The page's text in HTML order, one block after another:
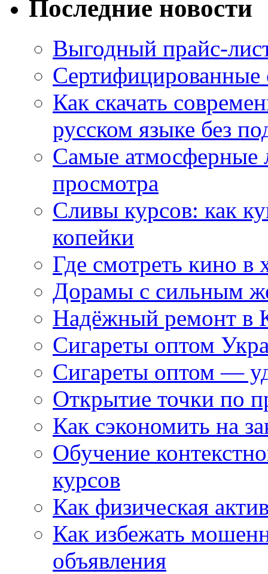
Последние новости
Выгодный прайс-
Как скачать
русском языке без
Самые атмосферные
просмотра
Сливы курсов: как
копейки
Где смотреть кино в
Дорамы с сильным
Надёжный ремонт в
Сигареты оптом
Сигареты оптом —
Открытие точки по
Как сэкономить на
Обучение
курсов
Как физическая
Как избежать
объявления